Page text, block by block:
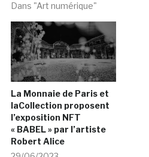
Dans "Art numérique"
La Monnaie de Paris et
laCollection proposent
l’exposition NFT
« BABEL » par l’artiste
Robert Alice